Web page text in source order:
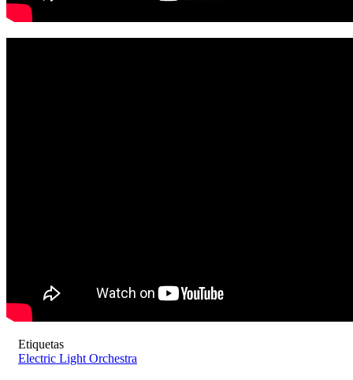
Etiquetas
Electric Light Orchestra